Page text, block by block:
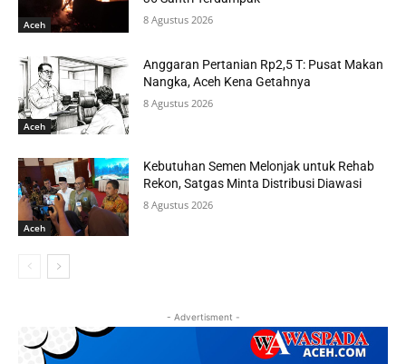
Aceh 8 Agustus 2026
Aceh
Anggaran Pertanian Rp2,5 T: Pusat Makan
Nangka, Aceh Kena Getahnya
8 Agustus 2026
Aceh
Kebutuhan Semen Melonjak untuk Rehab
Rekon, Satgas Minta Distribusi Diawasi
8 Agustus 2026
- Advertisment -